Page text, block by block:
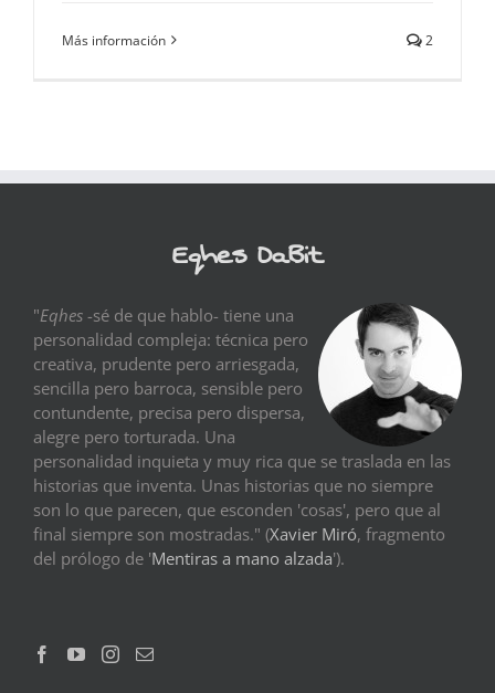
Más información 2
Eqhes DaBit
"Eqhes -sé de que hablo- tiene una
personalidad compleja: técnica pero
creativa, prudente pero arriesgada,
sencilla pero barroca, sensible pero
contundente, precisa pero dispersa,
alegre pero torturada. Una
personalidad inquieta y muy rica que se traslada en las
historias que inventa. Unas historias que no siempre
son lo que parecen, que esconden 'cosas', pero que al
final siempre son mostradas." (Xavier Miró, fragmento
del prólogo de 'Mentiras a mano alzada').